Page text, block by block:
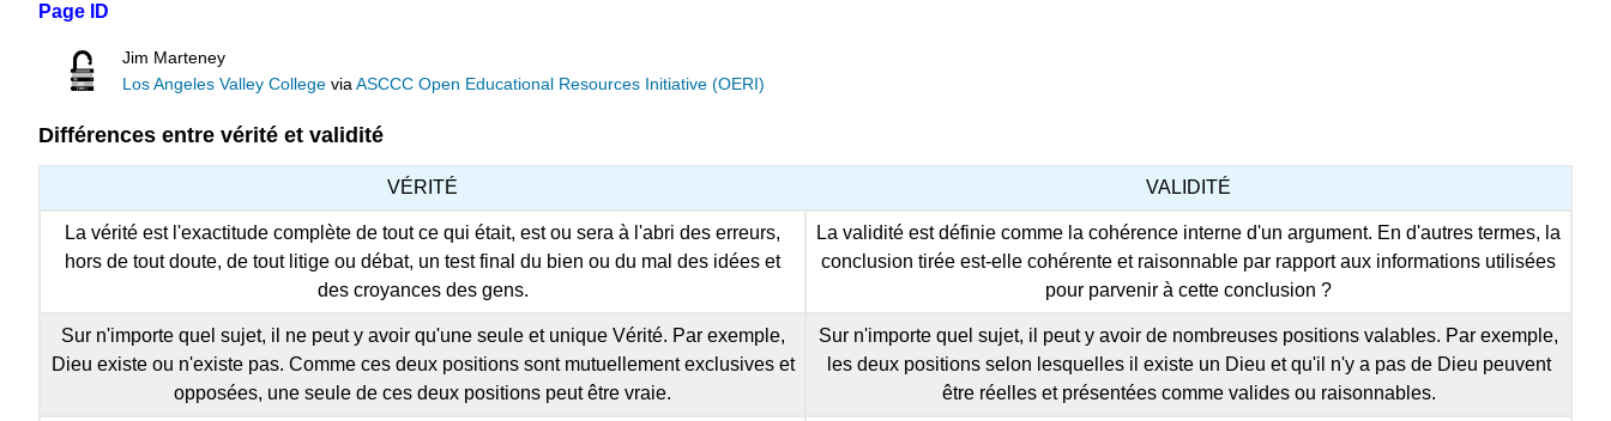
Page ID
Jim Marteney
Los Angeles Valley College viaASCCC Open Educational Resources Initiative (OERI)
Différences entre vérité et validité
VÉRITÉ VALIDITÉ
La vérité est l'exactitude complète de tout ce qui était, est ou sera à l'abri des erreurs,
hors de tout doute, de tout litige ou débat, un test final du bien ou du mal des idées et
des croyances des gens.
La validité est définie comme la cohérence interne d'un argument. En d'autres termes, la
conclusion tirée est-elle cohérente et raisonnable par rapport aux informations utilisées
pour parvenir à cette conclusion ?
Sur n'importe quel sujet, il ne peut y avoir qu'une seule et unique Vérité. Par exemple,
Dieu existe ou n'existe pas. Comme ces deux positions sont mutuellement exclusives et
opposées, une seule de ces deux positions peut être vraie.
Sur n'importe quel sujet, il peut y avoir de nombreuses positions valables. Par exemple,
les deux positions selon lesquelles il existe un Dieu et qu'il n'y a pas de Dieu peuvent
être réelles et présentées comme valides ou raisonnables.